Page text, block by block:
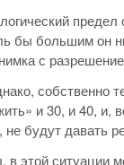
предел
бы большим он
с
собственно
и 30, и 40, и,
не будут давать
в этой ситуации